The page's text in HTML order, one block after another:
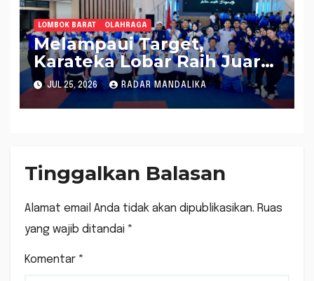
LOMBOK BARAT OLAHRAGA
Melampaui Target,
Karateka Lobar Raih Juara
Umum 2 di Porprov XII NTB
JUL 25, 2026 RADAR MANDALIKA
Tinggalkan Balasan
Alamat email Anda tidak akan dipublikasikan. Ruas
yang wajib ditandai *
Komentar *